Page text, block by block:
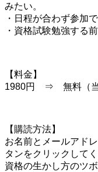
みたい。
・日程が合わず参加
・資格試験勉強する
【料金】
1980円 ⇒ 無料（当
【購読方法】
お名前とメールアド
タンをクリックして
資格の生かし方のツ